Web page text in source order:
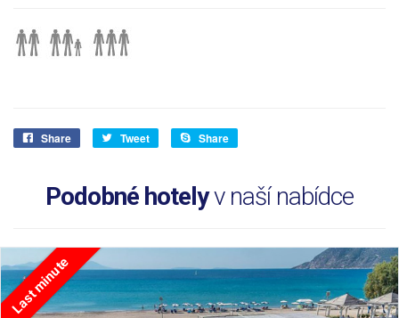
Share Tweet Share
Podobné hotelyv naší nabídce
Last minute